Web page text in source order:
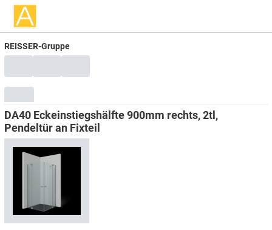
REISSER-Gruppe
DA40 Eckeinstiegshälfte 900mm rechts, 2tl,
Pendeltür an Fixteil